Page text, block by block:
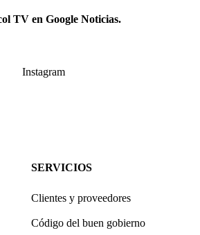
TV en Google Noticias.
Instagram
SERVICIOS
Clientes y proveedores
Código del buen gobierno